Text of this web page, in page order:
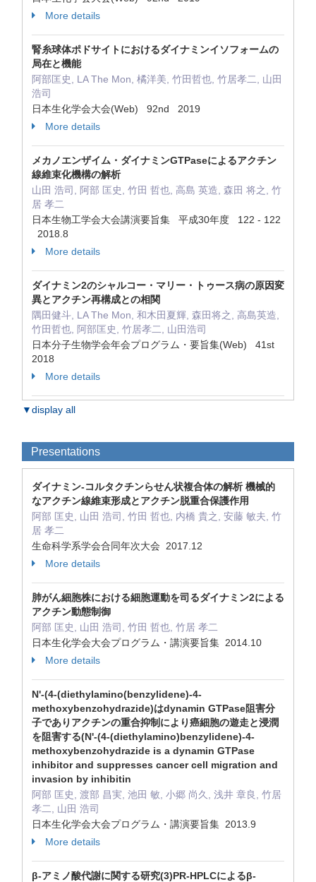
More details
腎糸球体ポドサイトにおけるダイナミンイソフォームの
局在と機能
阿部匡史, LA The Mon, 橘洋美, 竹田哲也, 竹居孝二, 山田
浩司
日本生化学会大会(Web) 92nd 2019
More details
メカノエンザイム・ダイナミンGTPaseによるアクチン
線維束化機構の解析
山田 浩司, 阿部 匡史, 竹田 哲也, 高島 英造, 森田 将之, 竹
居 孝二
日本生物工学会大会講演要旨集 平成30年度 122 - 122
2018.8
More details
ダイナミン2のシャルコー・マリー・トゥース病の原因変
異とアクチン再構成との相関
隅田健斗, LA The Mon, 和木田夏輝, 森田将之, 高島英造,
竹田哲也, 阿部匡史, 竹居孝二, 山田浩司
日本分子生物学会年会プログラム・要旨集(Web) 41st
2018
More details
▼display all
Presentations
ダイナミン-コルタクチンらせん状複合体の解析 機械的
なアクチン線維束形成とアクチン脱重合保護作用
阿部 匡史, 山田 浩司, 竹田 哲也, 内橋 貴之, 安藤 敏夫, 竹
居 孝二
生命科学系学会合同年次大会 2017.12
More details
肺がん細胞株における細胞運動を司るダイナミン2による
アクチン動態制御
阿部 匡史, 山田 浩司, 竹田 哲也, 竹居 孝二
日本生化学会大会プログラム・講演要旨集 2014.10
More details
N'-(4-(diethylamino(benzylidene)-4-
methoxybenzohydrazide)はdynamin GTPase阻害分
子でありアクチンの重合抑制により癌細胞の遊走と浸潤
を阻害する(N'-(4-(diethylamino)benzylidene)-4-
methoxybenzohydrazide is a dynamin GTPase
inhibitor and suppresses cancer cell migration and
invasion by inhibitin
阿部 匡史, 渡部 昌実, 池田 敏, 小郷 尚久, 浅井 章良, 竹居
孝二, 山田 浩司
日本生化学会大会プログラム・講演要旨集 2013.9
More details
β-アミノ酸代謝に関する研究(3)PR-HPLCによるβ-